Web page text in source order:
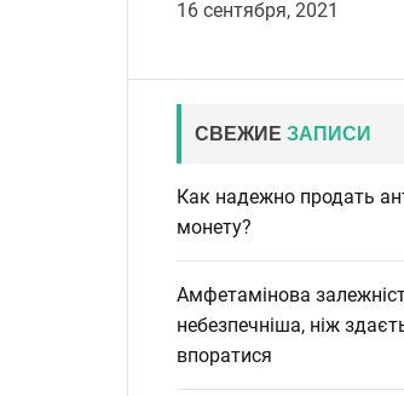
16 сентября, 2021
СВЕЖИЕ ЗАПИСИ
Как надежно продать
монету?
Амфетамінова
небезпечніша, ніж
впоратися